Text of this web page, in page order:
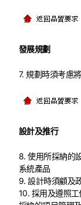
發展規劃
7. 規劃時須考慮
設計及推行
8. 使用所採納的
系統產品
9. 設計時須顧及
10. 採用及遵照